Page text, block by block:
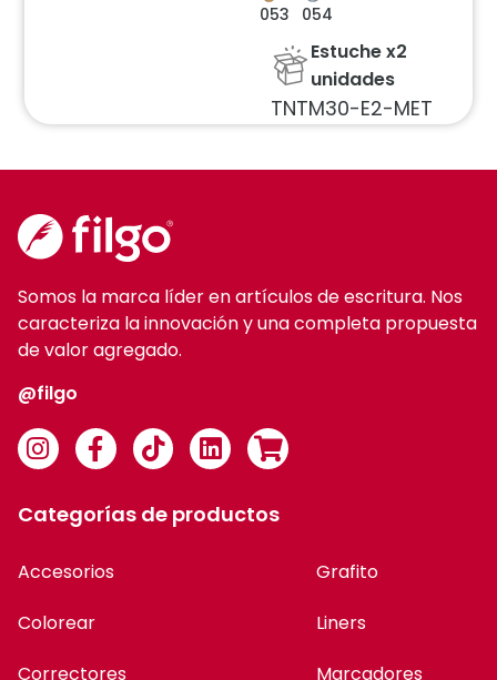
053 054
Estuche x2
unidades
TNTM30-E2-MET
Somos la marca líder en artículos de escritura. Nos
caracteriza la innovación y una completa propuesta
de valor agregado.
@filgo
Categorías de productos
Accesorios
Colorear
Correctores
Grafito
Liners
Marcadores